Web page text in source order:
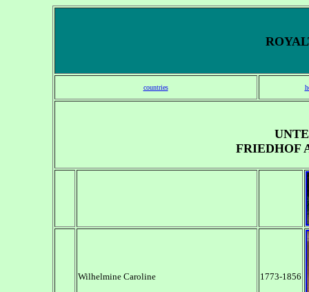
countries
FRIEDHOF
Wilhelmine Caroline 1773-1856